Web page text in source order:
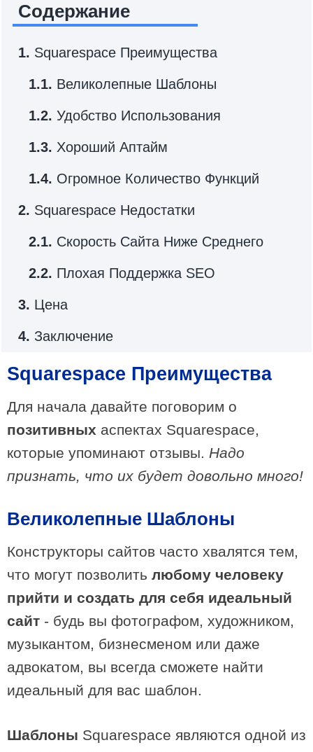
Содержание
1. Squarespace Преимущества
1.1. Великолепные Шаблоны
1.2. Удобство Использования
1.3. Хороший Аптайм
1.4. Огромное Количество Функций
2. Squarespace Недостатки
2.1. Скорость Сайта Ниже Среднего
2.2. Плохая Поддержка SEO
3. Цена
4. Заключение
Squarespace Преимущества
Для начала давайте поговорим о
позитивных аспектах Squarespace,
которые упоминают отзывы. Надо
признать, что их будет довольно много!
Великолепные Шаблоны
Конструкторы сайтов часто хвалятся тем,
что могут позволить любому человеку
прийти и создать для себя идеальный
сайт - будь вы фотографом, художником,
музыкантом, бизнесменом или даже
адвокатом, вы всегда сможете найти
идеальный для вас шаблон.
Шаблоны Squarespace являются одной из